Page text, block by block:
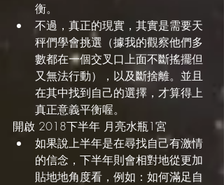
衡。
不過，真正的現實，其實是需要天
秤們學會挑選（據我的觀察他們多
數都在一個交叉口上面不斷搖擺但
又無法行動），以及斷捨離。並且
在其中找到自己的選擇，才算得上
真正意義平衡喔。
開啟 2018下半年 月亮水瓶1宮
如果說上半年是在尋找自己有激情
的信念，下半年則會相對地從更加
貼地地角度看，例如：如何滿足自